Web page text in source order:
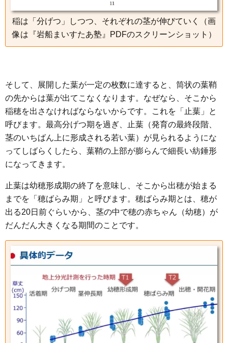
稲は「分げつ」しつつ、それぞれの茎が伸びていく（画
像は『岩船まいすたあ塾』PDFのスクリーンショット）
そして、展開した葉が一定の枚数に達すると、筒状の葉鞘
の先からは葉が出てこなくなります。なぜなら、そこから
稲穂を出さなければならないからです。これを「止葉」と
呼びます。最高分げつ期を過ぎ、止葉（発育の最終段階、
茎のいちばん上に形成される若い葉）が見られるようにな
ってしばらくしたら、葉鞘の上部が膨らんで細長い紡錘形
になってきます。
止葉は幼穂形成期の終了を意味し、そこから出穂が始まる
までを「穂ばらみ期」と呼びます。穂ばらみ期とは、穂が
出る20日前ぐらいから、茎の中で穂の赤ちゃん（幼穂）が
だんだん大きくなる期間のことです。